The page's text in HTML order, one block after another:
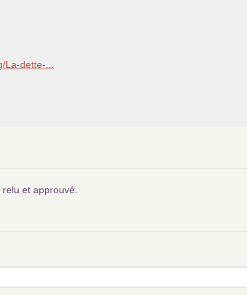
dette-...
et approuvé.